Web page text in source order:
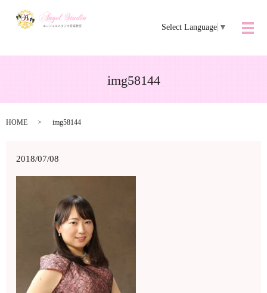
Select Language ▼
メ
img58144
HOME img58144
2018/07/08